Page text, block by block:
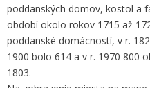
poddanských domov, kostol a
období okolo rokov 1715 až
poddanské domácností, v r.
1900 bolo 614 a v r. 1970 800
1803.